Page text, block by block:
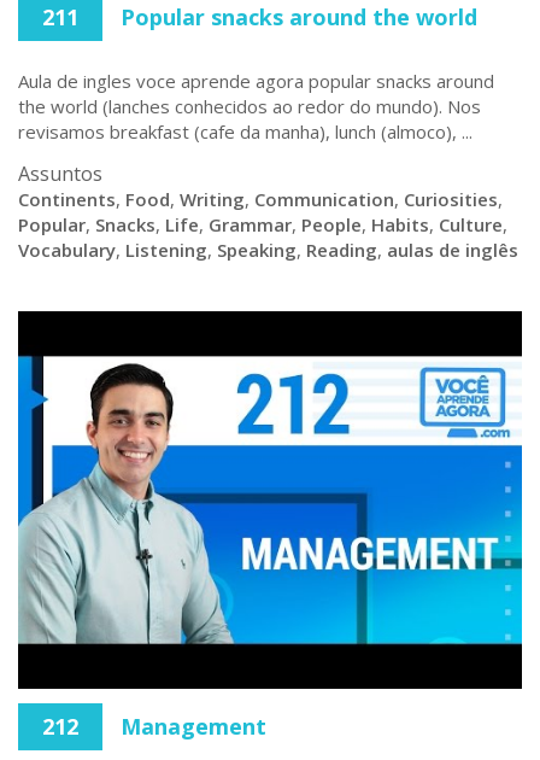
211 Popular snacks around the world
Aula de ingles voce aprende agora popular snacks around
the world (lanches conhecidos ao redor do mundo). Nos
revisamos breakfast (cafe da manha), lunch (almoco), ...
Assuntos
Continents, Food, Writing, Communication, Curiosities,
Popular, Snacks, Life, Grammar, People, Habits, Culture,
Vocabulary, Listening, Speaking, Reading, aulas de inglês
212 Management